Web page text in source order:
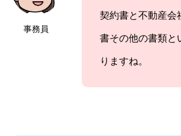
事務員
契約書と不動産会
書その他の書類と
りますね。